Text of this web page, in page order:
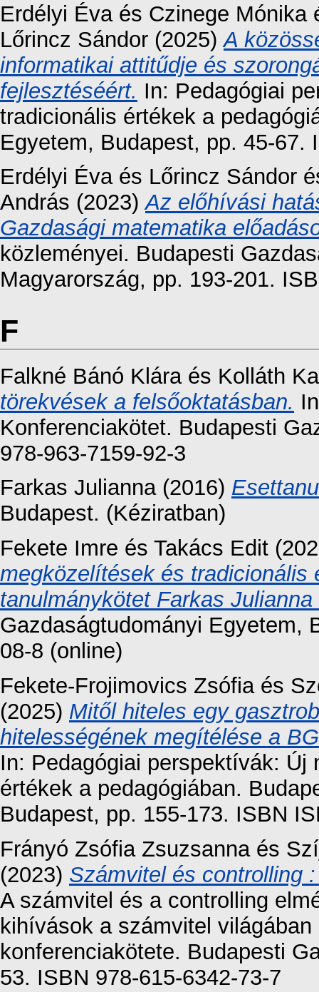
Erdélyi Évaés Czinege Mónika
Lőrincz Sándor (2025)A
informatikai attitűdje és
fejlesztéséért. In: Pedagógiai
tradicionális értékek a
Egyetem, Budapest, pp. 45-67.
Erdélyi Évaés Lőrincz Sándor
András (2023)Az előhívási
Gazdasági matematika
közleményei. Budapesti
Magyarország, pp. 193-201.
F
Falkné Bánó Kláraés Kolláth
törekvések a felsőoktatásban.
Konferenciakötet. Budapesti
978-963-7159-92-3
Farkas Julianna(2016)
Budapest. (Kéziratban)
Fekete Imre és Takács Edit
megközelítések és tradicionális
tanulmánykötet Farkas
Gazdaságtudományi Egyetem,
08-8 (online)
Fekete-Frojimovics Zsófiaés
(2025) Mitől hiteles egy
hitelességének megítélése a
In: Pedagógiai perspektívák:
értékek a pedagógiában.
Budapest, pp. 155-173. ISBN
Frányó Zsófia Zsuzsannaés
(2023) Számvitel és controlling
A számvitel és a controlling
kihívások a számvitel
konferenciakötete. Budapesti
53. ISBN 978-615-6342-73-7